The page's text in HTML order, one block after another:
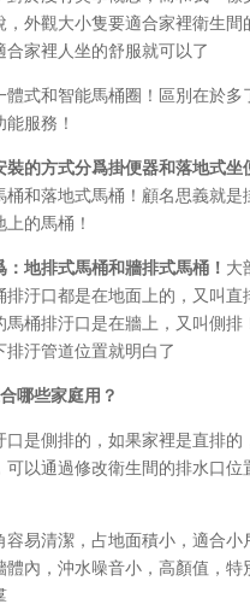
，外觀大小隻要適合家裡衛生間
合家裡人坐的舒服就可以了
體式和智能馬桶圈！區別在於多
服務！
的方式分爲掛便器和落地式坐
桶和落地式馬桶！顧名思義就是
上的馬桶！
地排式馬桶和牆排式馬桶！ 大
排汙口都是在地面上的，又叫直
馬桶排汙口是在牆上，又叫側排
排汙管道位置就明白了
哪些家庭用？
口是側排的，如果家裡是直排的
可以通過修改衛生間的排水口位
容易清潔，占地面積小，適合小
體內，沖水噪音小，高顏值，特